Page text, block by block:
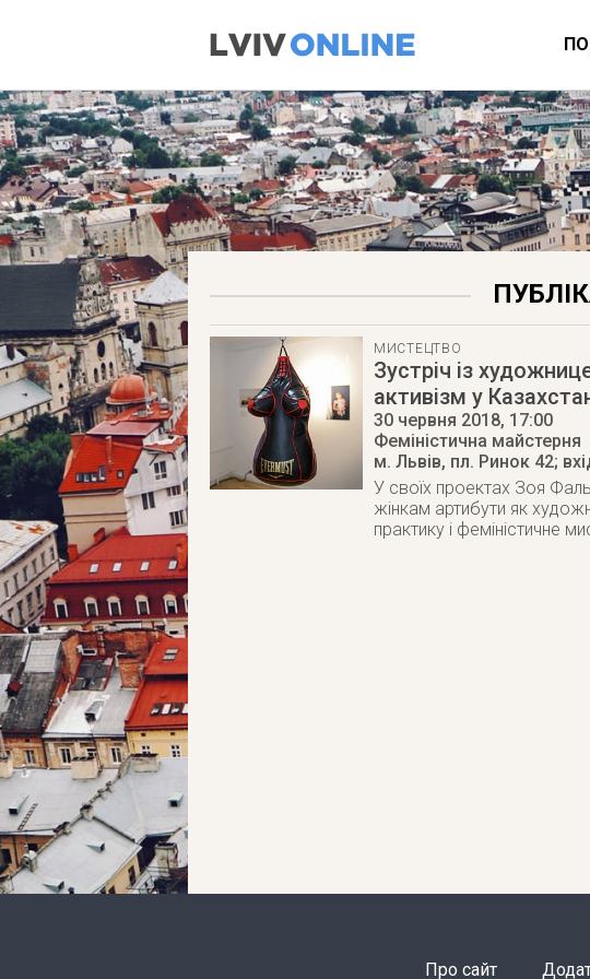
МИСТЕЦТВО
Зустріч із
активізм у
30 червня 2018, 17:00
Феміністична майстерня
м. Львів, пл. Ринок 42;
У своїх проектах Зоя
жінкам артибути як
практику і феміністичне
Про сайт